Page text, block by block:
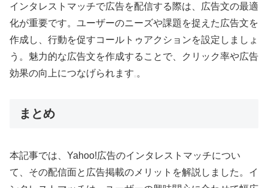
インタレストマッチで広告を配信する際は、広告文の最適
化が重要です。ユーザーのニーズや課題を捉えた広告文を
作成し、行動を促すコールトゥアクションを設定しましょ
う。魅力的な広告文を作成することで、クリック率や広告
効果の向上につなげられます 。
まとめ
本記事では、Yahoo!広告のインタレストマッチについ
て、その配信面と広告掲載のメリットを解説しました。イ